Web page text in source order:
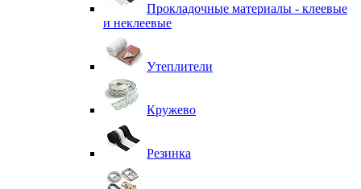
Прокладочные материалы - клеевые
и неклеевые
Утеплители
Кружево
Резинка